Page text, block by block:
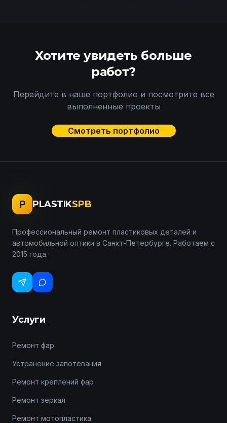
Хотите увидеть больше
работ?
Перейдите в наше портфолио и посмотрите все
выполненные проекты
Смотреть портфолио
P PLASTIKSPB
Профессиональный ремонт пластиковых деталей и
автомобильной оптики в Санкт-Петербурге. Работаем с
2015 года.
Услуги
Ремонт фар
Устранение запотевания
Ремонт креплений фар
Ремонт зеркал
Ремонт мотопластика